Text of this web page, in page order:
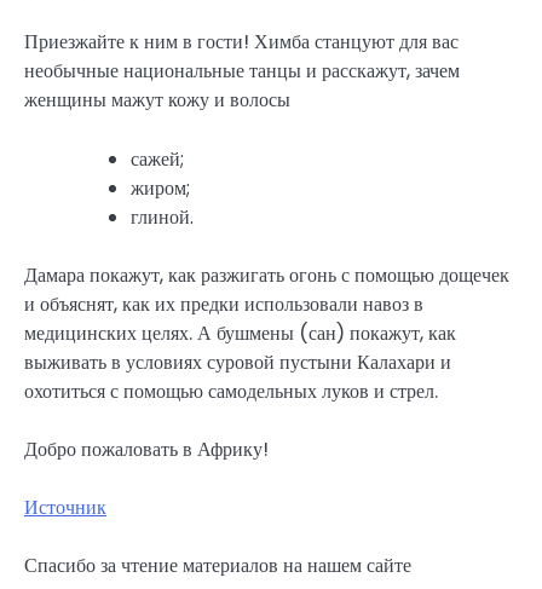
Приезжайте к ним в гости! Химба станцуют для вас
необычные национальные танцы и расскажут, зачем
женщины мажут кожу и волосы
сажей;
жиром;
глиной.
Дамара покажут, как разжигать огонь с помощью дощечек
и объяснят, как их предки использовали навоз в
медицинских целях. А бушмены (сан) покажут, как
выживать в условиях суровой пустыни Калахари и
охотиться с помощью самодельных луков и стрел.
Добро пожаловать в Африку!
Источник
Спасибо за чтение материалов на нашем сайте